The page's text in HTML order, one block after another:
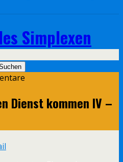
Simplexen
Dienst kommen IV –